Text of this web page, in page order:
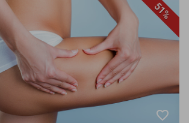
51%
favorite_border